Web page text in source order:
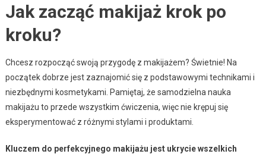
Jak zacząć makijaż krok po
kroku?
Chcesz rozpocząć swoją przygodę z makijażem? Świetnie! Na
początek dobrze jest zaznajomić się z podstawowymi technikami i
niezbędnymi kosmetykami. Pamiętaj, że samodzielna nauka
makijażu to przede wszystkim ćwiczenia, więc nie krępuj się
eksperymentować z różnymi stylami i produktami.
Kluczem do perfekcyjnego makijażu jest ukrycie wszelkich